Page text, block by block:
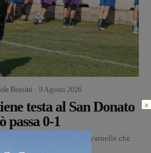
Bossini 9 Agosto 2026
testa al San Donato
passa 0-1
con il San Donato Tavarnelle che
in questo...
×